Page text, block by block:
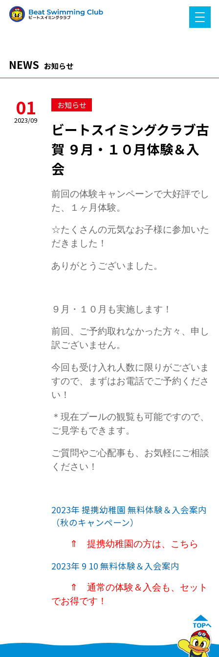
NEWS お知らせ
01
2023/09
お知らせ
ビートスイミングクラブ古
賀 ９月・１０月体験＆入
会
前回の体験キャンペーンで大好評でし
た、１ヶ月体験。
☆たくさんの元気なお子様に参加いた
だきました！
ありがとうございました。
９月・１０月も実施します！
前回、ご予約取れなかった方々、申し
訳ございません。
今回も受け入れ人数に限りがございま
すので、まずはお電話でご予約くださ
い！
＊現在プールの観覧も可能ですので、
ご見学もできます。
ご質問やご心配事も、お気軽にご相談
ください！
2023年 提携幼稚園 無料体験＆入会案内
（秋のキャンペーン）
⇑ 提携幼稚園の方は、こちら
2023年 9 10 無料体験＆入会案内
⇑ 通常の体験＆入会も、セット
でお得です！